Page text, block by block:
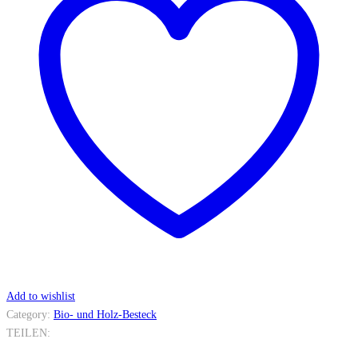
Add to wishlist
Category: Bio- und Holz-Besteck
TEILEN: